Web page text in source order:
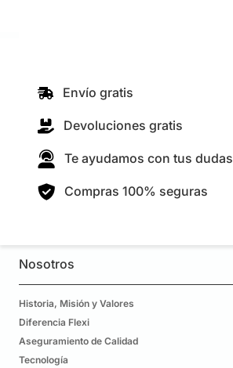
Envío gratis
Devoluciones gratis
Te ayudamos con tus dudas
Compras 100% seguras
Nosotros
Historia, Misión y Valores
Diferencia Flexi
Aseguramiento de Calidad
Tecnología